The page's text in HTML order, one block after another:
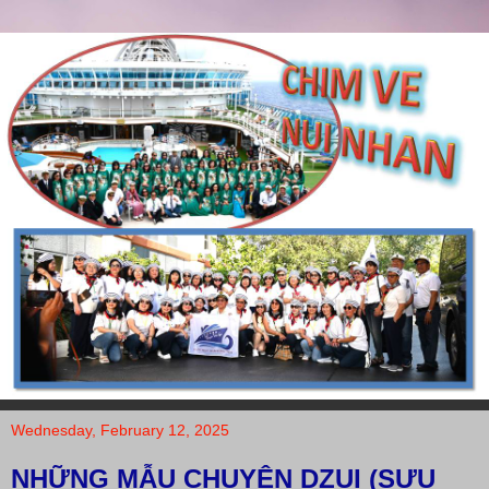
Wednesday, February 12, 2025
NHỮNG MẪU CHUYỆN DZUI (SƯU